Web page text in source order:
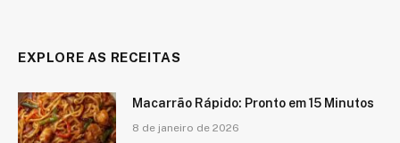
EXPLORE AS RECEITAS
Macarrão Rápido: Pronto em 15 Minutos
8 de janeiro de 2026